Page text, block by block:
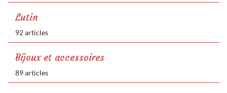
Lutin
92 articles
Bijoux et accessoires
89 articles